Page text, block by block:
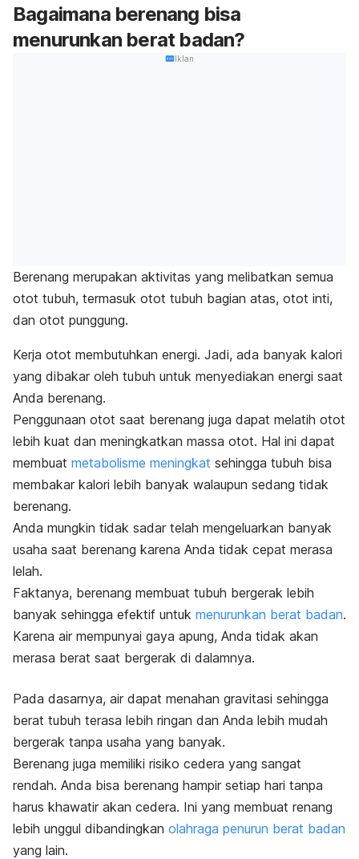
Bagaimana berenang bisa
menurunkan berat badan?
Iklan
Berenang merupakan aktivitas yang melibatkan semua
otot tubuh, termasuk otot tubuh bagian atas, otot inti,
dan otot punggung.
Kerja otot membutuhkan energi. Jadi, ada banyak kalori
yang dibakar oleh tubuh untuk menyediakan energi saat
Anda berenang.
Penggunaan otot saat berenang juga dapat melatih otot
lebih kuat dan meningkatkan massa otot. Hal ini dapat
membuat metabolisme meningkat sehingga tubuh bisa
membakar kalori lebih banyak walaupun sedang tidak
berenang.
Anda mungkin tidak sadar telah mengeluarkan banyak
usaha saat berenang karena Anda tidak cepat merasa
lelah.
Faktanya, berenang membuat tubuh bergerak lebih
banyak sehingga efektif untuk menurunkan berat badan.
Karena air mempunyai gaya apung, Anda tidak akan
merasa berat saat bergerak di dalamnya.
Pada dasarnya, air dapat menahan gravitasi sehingga
berat tubuh terasa lebih ringan dan Anda lebih mudah
bergerak tanpa usaha yang banyak.
Berenang juga memiliki risiko cedera yang sangat
rendah. Anda bisa berenang hampir setiap hari tanpa
harus khawatir akan cedera. Ini yang membuat renang
lebih unggul dibandingkan olahraga penurun berat badan
yang lain.